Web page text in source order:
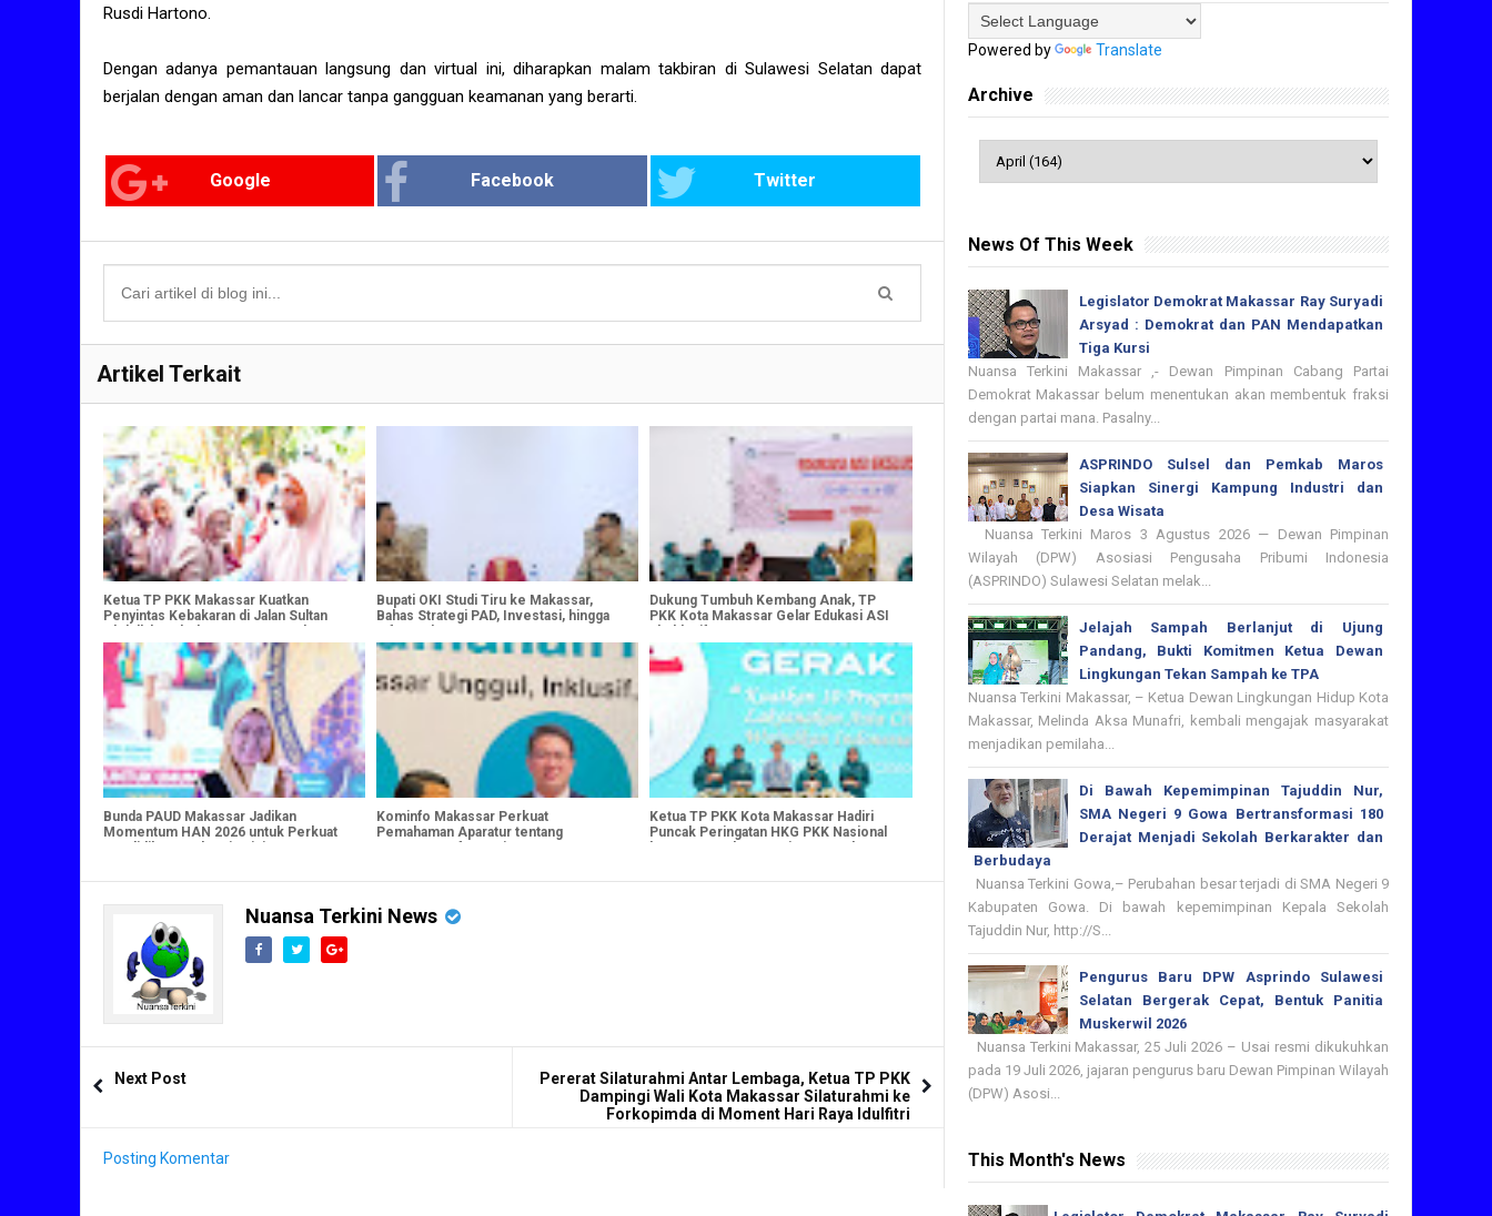
Rusdi Hartono.
Dengan adanya pemantauan langsung dan virtual ini, diharapkan malam takbiran di Sulawesi Selatan dapat
berjalan dengan aman dan lancar tanpa gangguan keamanan yang berarti.
Google Facebook Twitter
Artikel Terkait
Ketua TP PKK Makassar Kuatkan
Penyintas Kebakaran di Jalan Sultan
Korban
Bupati OKI Studi Tiru ke Makassar,
Bahas Strategi PAD, Investasi, hingga
Dukung Tumbuh Kembang Anak, TP
PKK Kota Makassar Gelar Edukasi ASI
Bunda PAUD Makassar Jadikan
Momentum HAN 2026 untuk Perkuat
Kominfo Makassar Perkuat
Pemahaman Aparatur tentang
Ketua TP PKK Kota Makassar Hadiri
Puncak Peringatan HKG PKK Nasional
Nuansa Terkini News
Next Post
Pererat Silaturahmi Antar Lembaga, Ketua TP PKK
Dampingi Wali Kota Makassar Silaturahmi ke
Forkopimda di Moment Hari Raya Idulfitri
Posting Komentar
Powered by Translate
Archive
News Of This Week
Legislator Demokrat Makassar Ray Suryadi
Arsyad : Demokrat dan PAN Mendapatkan
Tiga Kursi
Nuansa Terkini Makassar ,- Dewan Pimpinan Cabang Partai
Demokrat Makassar belum menentukan akan membentuk fraksi
dengan partai mana. Pasalny...
ASPRINDO Sulsel dan Pemkab Maros
Siapkan Sinergi Kampung Industri dan
Desa Wisata
Nuansa Terkini Maros 3 Agustus 2026 — Dewan Pimpinan
Wilayah (DPW) Asosiasi Pengusaha Pribumi Indonesia
(ASPRINDO) Sulawesi Selatan melak...
Jelajah Sampah Berlanjut di Ujung
Pandang, Bukti Komitmen Ketua Dewan
Lingkungan Tekan Sampah ke TPA
Nuansa Terkini Makassar, – Ketua Dewan Lingkungan Hidup Kota
Makassar, Melinda Aksa Munafri, kembali mengajak masyarakat
menjadikan pemilaha...
Di Bawah Kepemimpinan Tajuddin Nur,
SMA Negeri 9 Gowa Bertransformasi 180
Derajat Menjadi Sekolah Berkarakter dan
Berbudaya
Nuansa Terkini Gowa,– Perubahan besar terjadi di SMA Negeri 9
Kabupaten Gowa. Di bawah kepemimpinan Kepala Sekolah
Tajuddin Nur, http://S...
Pengurus Baru DPW Asprindo Sulawesi
Selatan Bergerak Cepat, Bentuk Panitia
Muskerwil 2026
Nuansa Terkini Makassar, 25 Juli 2026 – Usai resmi dikukuhkan
pada 19 Juli 2026, jajaran pengurus baru Dewan Pimpinan Wilayah
(DPW) Asosi...
This Month's News